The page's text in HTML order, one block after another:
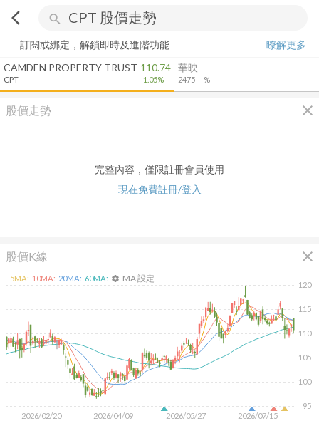
arrow_back_ios search
訂閱或綁定，解鎖即時及進階功能
瞭解更多
CAMDEN PROPERTY TRUST
CPT
110.74
-1.05%
華映
2475
-
-%
股價走勢 close
完整內容，僅限註冊會員使用
現在免費註冊/登入
股價K線 close
2026/02/20 2026/04/09 2026/05/27 2026/07/15
95
100
105
110
115
120
5MA: 10MA: 20MA: 60MA: settings MA 設定